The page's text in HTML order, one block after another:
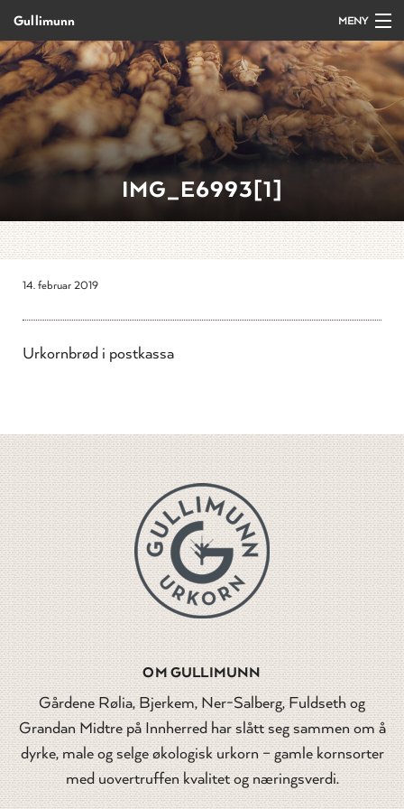
Gullimunn MENY
Forside
Produkter
Salg/bestilling
Oppskrifter
Kontakt
Gå
til
innholdet
Forstørre
skrift
IMG_E6993[1]
14. februar 2019
Urkornbrød i postkassa
OM GULLIMUNN
Gårdene Rølia, Bjerkem, Ner-Salberg, Fuldseth og
Grandan Midtre på Innherred har slått seg sammen om å
dyrke, male og selge økologisk urkorn – gamle kornsorter
med uovertruffen kvalitet og næringsverdi.